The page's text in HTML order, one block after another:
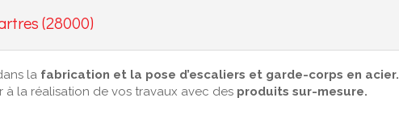
(28000)
la fabrication et la pose d’escaliers et garde-corps en acier.
la réalisation de vos travaux avec des produits sur-mesure.